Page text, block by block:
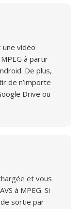
une vidéo
à partir
De plus,
de n’importe
Drive ou
et vous
à MPEG. Si
sortie par